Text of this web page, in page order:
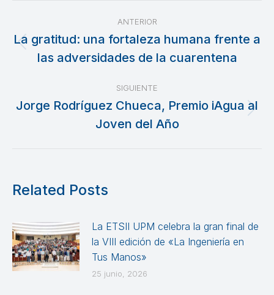
Navegación
entre
publicaciones
ANTERIOR
anterior:
La gratitud: una fortaleza humana frente a
las adversidades de la cuarentena
SIGUIENTE
Publicación
siguiente:
Jorge Rodríguez Chueca, Premio iAgua al
Joven del Año
Related Posts
La ETSII UPM celebra la gran final de
la VIII edición de «La Ingeniería en
Tus Manos»
25 junio, 2026